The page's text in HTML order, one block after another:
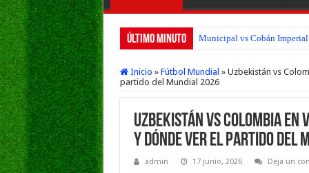
Último Minuto Municipal vs Cobán Imperial
San Pedro FC vs
Inicio » Fútbol Mundial » Uzbekistán vs
partido del Mundial 2026
Uzbekistán vs Colombia EN
y dónde ver el partido del
admin 17 junio, 2026 Deja un